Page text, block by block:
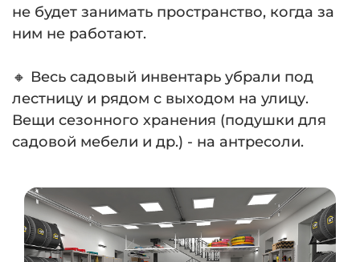
не будет занимать пространство, когда за
ним не работают.
🔸 Весь садовый инвентарь убрали под
лестницу и рядом с выходом на улицу.
Вещи сезонного хранения (подушки для
садовой мебели и др.) - на антресоли.